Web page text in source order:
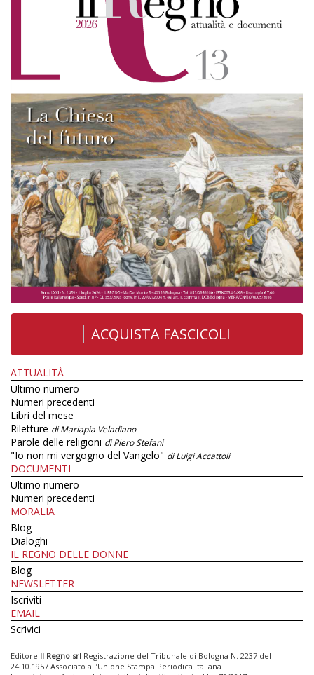
ACQUISTA FASCICOLI
ATTUALITÀ
Ultimo numero
Numeri precedenti
Libri del mese
Riletture di Mariapia Veladiano
Parole delle religioni di Piero Stefani
"Io non mi vergogno del Vangelo" di Luigi Accattoli
DOCUMENTI
Ultimo numero
Numeri precedenti
MORALIA
Blog
Dialoghi
IL REGNO DELLE DONNE
Blog
NEWSLETTER
Iscriviti
EMAIL
Scrivici
Editore Il Regno srl Registrazione del Tribunale di Bologna N. 2237 del
24.10.1957 Associato all’Unione Stampa Periodica Italiana